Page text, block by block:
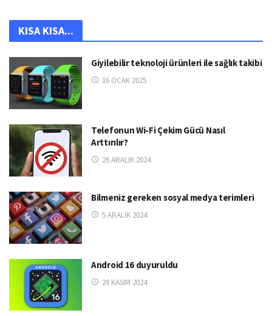
KISA KISA...
Giyilebilir teknoloji ürünleri ile sağlık takibi
16 OCAK 2025
Telefonun Wi-Fi Çekim Gücü Nasıl
Arttırılır?
26 ARALIK 2024
Bilmeniz gereken sosyal medya terimleri
5 ARALIK 2024
Android 16 duyuruldu
28 KASIM 2024